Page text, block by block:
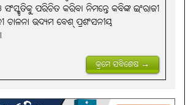
ପରିଚିତ କରିବା ନିମନ୍ତେ କବିଙ୍କ ଇଂରାଜୀ
ଚାଳନା ଉଦ୍ୟମ ବେଶ୍ ପ୍ରଶଂସନୀୟ
କ୍ରମେ ସବିଶେଷ →